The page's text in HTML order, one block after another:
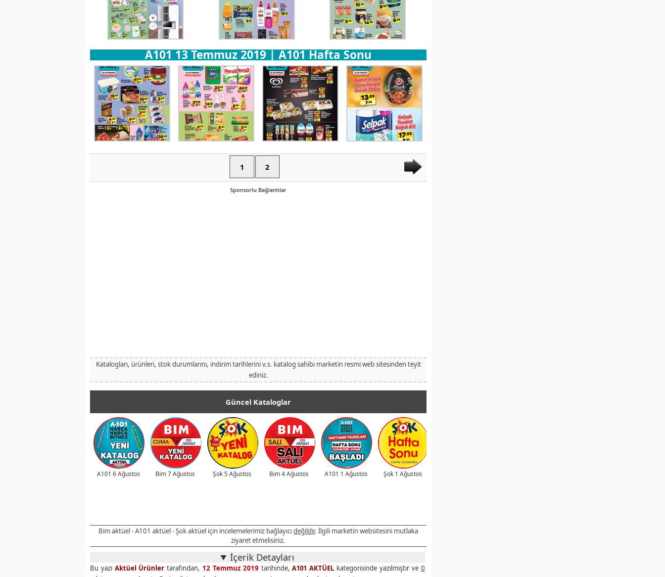
A101 13 Temmuz 2019 | A101 Hafta Sonu
1 2
Sponsorlu Bağlantılar
Katalogları, ürünleri, stok durumlarını, indirim tarihlerini v.s. katalog sahibi marketin resmi web sitesinden teyit
ediniz.
Güncel Kataloglar
A101 6 Ağustos Bim 7 Ağustos Şok 5 Ağustos Bim 4 Ağustos A101 1 Ağustos Şok 1 Ağustos
Bim aktüel - A101 aktüel - Şok aktüel için incelemelerimiz bağlayıcıdeğildir. İlgili marketin websitesini mutlaka
ziyaret etmelisiniz.
İçerik Detayları
Bu yazı Aktüel Ürünler tarafından, 12 Temmuz 2019 tarihinde,A101 AKTÜEL kategorisinde yazılmıştır ve 0